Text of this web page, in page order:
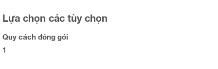
Lựa chọn các tùy chọn
Quy cách đóng gói
1